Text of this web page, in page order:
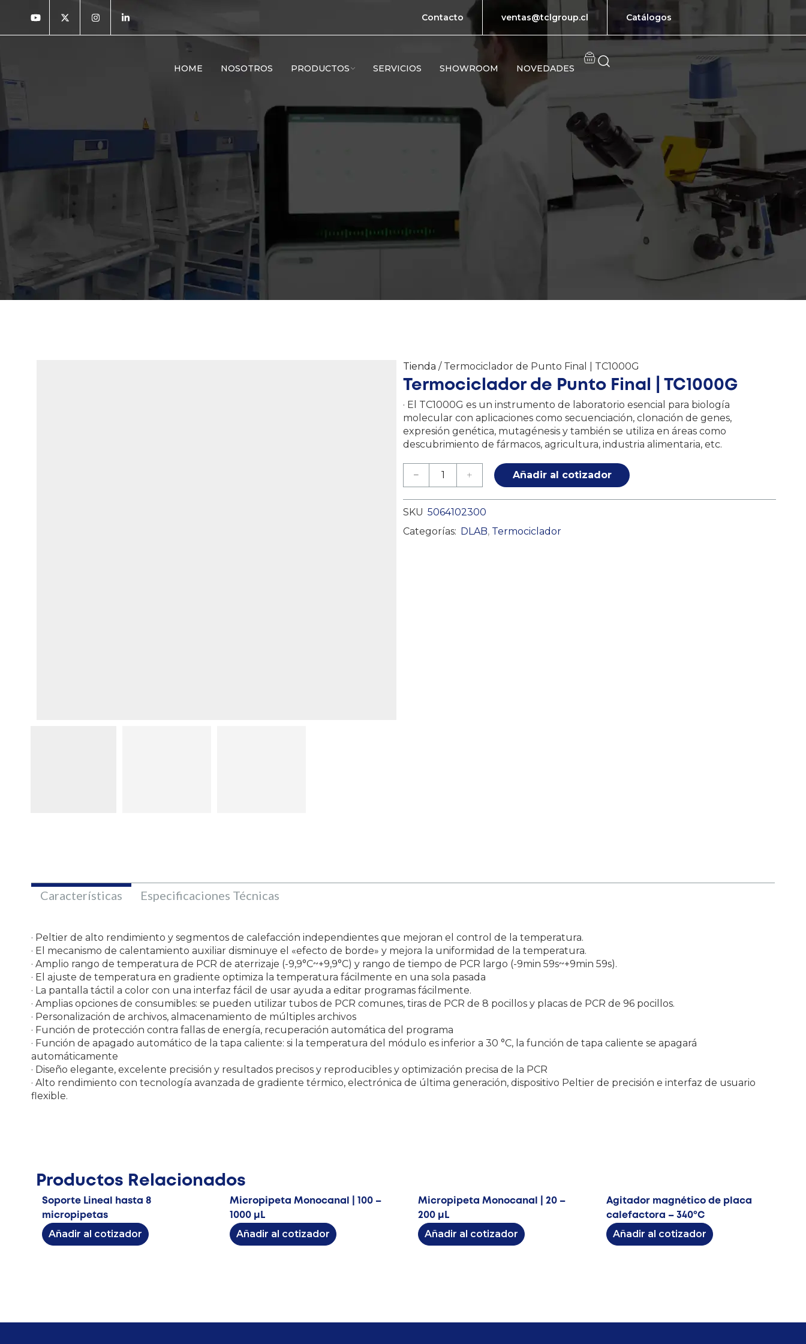
Contacto ventas@tclgroup.cl Catálogos
HOME NOSOTROS PRODUCTOS SERVICIOS SHOWROOM NOVEDADES
Tienda / Termociclador de Punto Final | TC1000G
Termociclador de Punto Final | TC1000G
· El TC1000G es un instrumento de laboratorio esencial para biología
molecular con aplicaciones como secuenciación, clonación de genes,
expresión genética, mutagénesis y también se utiliza en áreas como
descubrimiento de fármacos, agricultura, industria alimentaria, etc.
Añadir al cotizador
SKU 5064102300
Categorías: DLAB, Termociclador
Características Especificaciones Técnicas
· Peltier de alto rendimiento y segmentos de calefacción independientes que mejoran el control de la temperatura.
· El mecanismo de calentamiento auxiliar disminuye el «efecto de borde» y mejora la uniformidad de la temperatura.
· Amplio rango de temperatura de PCR de aterrizaje (-9,9°C~+9,9°C) y rango de tiempo de PCR largo (-9min 59s~+9min 59s).
· El ajuste de temperatura en gradiente optimiza la temperatura fácilmente en una sola pasada
· La pantalla táctil a color con una interfaz fácil de usar ayuda a editar programas fácilmente.
· Amplias opciones de consumibles: se pueden utilizar tubos de PCR comunes, tiras de PCR de 8 pocillos y placas de PCR de 96 pocillos.
· Personalización de archivos, almacenamiento de múltiples archivos
· Función de protección contra fallas de energía, recuperación automática del programa
· Función de apagado automático de la tapa caliente: si la temperatura del módulo es inferior a 30 °C, la función de tapa caliente se apagará
automáticamente
· Diseño elegante, excelente precisión y resultados precisos y reproducibles y optimización precisa de la PCR
· Alto rendimiento con tecnología avanzada de gradiente térmico, electrónica de última generación, dispositivo Peltier de precisión e interfaz de usuario
flexible.
Productos Relacionados
Soporte Lineal hasta 8
micropipetas
Añadir al cotizador
Micropipeta Monocanal | 100 –
1000 μL
Añadir al cotizador
Micropipeta Monocanal | 20 –
200 μL
Añadir al cotizador
Agitador magnético de placa
calefactora – 340ºC
Añadir al cotizador